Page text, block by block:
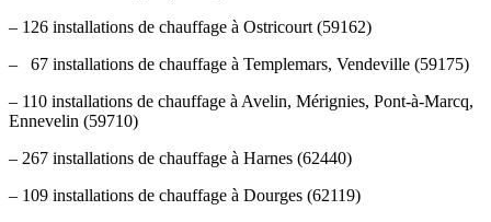
– 126 installations de chauffage à Ostricourt (59162)
– 67 installations de chauffage à Templemars, Vendeville (59175)
– 110 installations de chauffage à Avelin, Mérignies, Pont-à-Marcq,
Ennevelin (59710)
– 267 installations de chauffage à Harnes (62440)
– 109 installations de chauffage à Dourges (62119)